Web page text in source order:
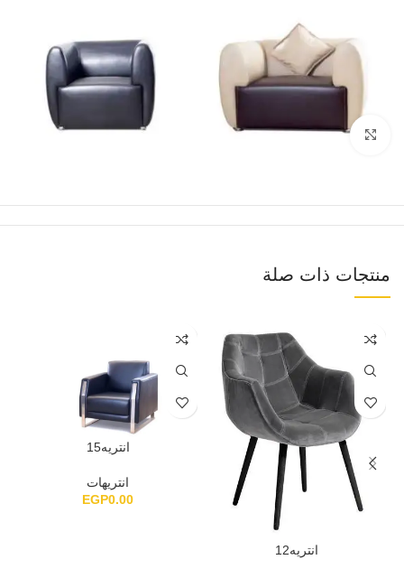
Click to enlarge
منتجات ذات صلة
انتريه12
انتريه15
انتريهات
EGP0.00